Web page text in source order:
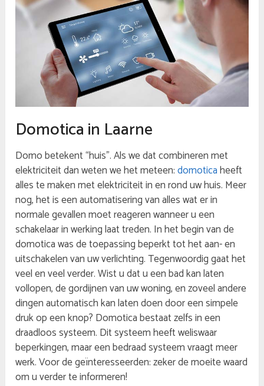
Domotica in Laarne
Domo betekent “huis”. Als we dat combineren met
elektriciteit dan weten we het meteen:domoticaheeft
alles te maken met elektriciteit in en rond uw huis. Meer
nog, het is een automatisering van alles wat er in
normale gevallen moet reageren wanneer u een
schakelaar in werking laat treden. In het begin van de
domotica was de toepassing beperkt tot het aan- en
uitschakelen van uw verlichting. Tegenwoordig gaat het
veel en veel verder. Wist u dat u een bad kan laten
vollopen, de gordijnen van uw woning, en zoveel andere
dingen automatisch kan laten doen door een simpele
druk op een knop? Domotica bestaat zelfs in een
draadloos systeem. Dit systeem heeft weliswaar
beperkingen, maar een bedraad systeem vraagt meer
werk. Voor de geïnteresseerden: zeker de moeite waard
om u verder te informeren!